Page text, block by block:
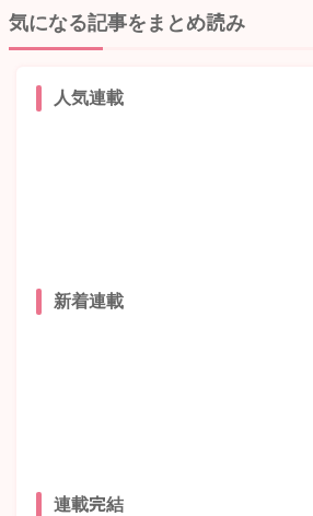
気になる記事をまとめ読み
人気連載
新着連載
連載完結